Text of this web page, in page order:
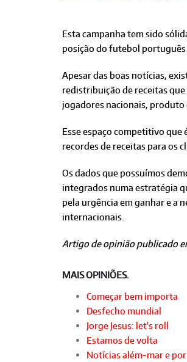
Esta campanha tem sido
posição do futebol português
Apesar das boas notícias,
redistribuição de receitas
jogadores nacionais,
Esse espaço competitivo
recordes de receitas para os
Os dados que possuímos
integrados numa estratégia
pela urgência em ganhar e a
internacionais.
Artigo de opinião publicado
MAIS OPINIÕES.
Começar bem importa
Desfecho mundial
Jorge Jesus: let's roll
Estamos de volta
Notícias além-mar e por